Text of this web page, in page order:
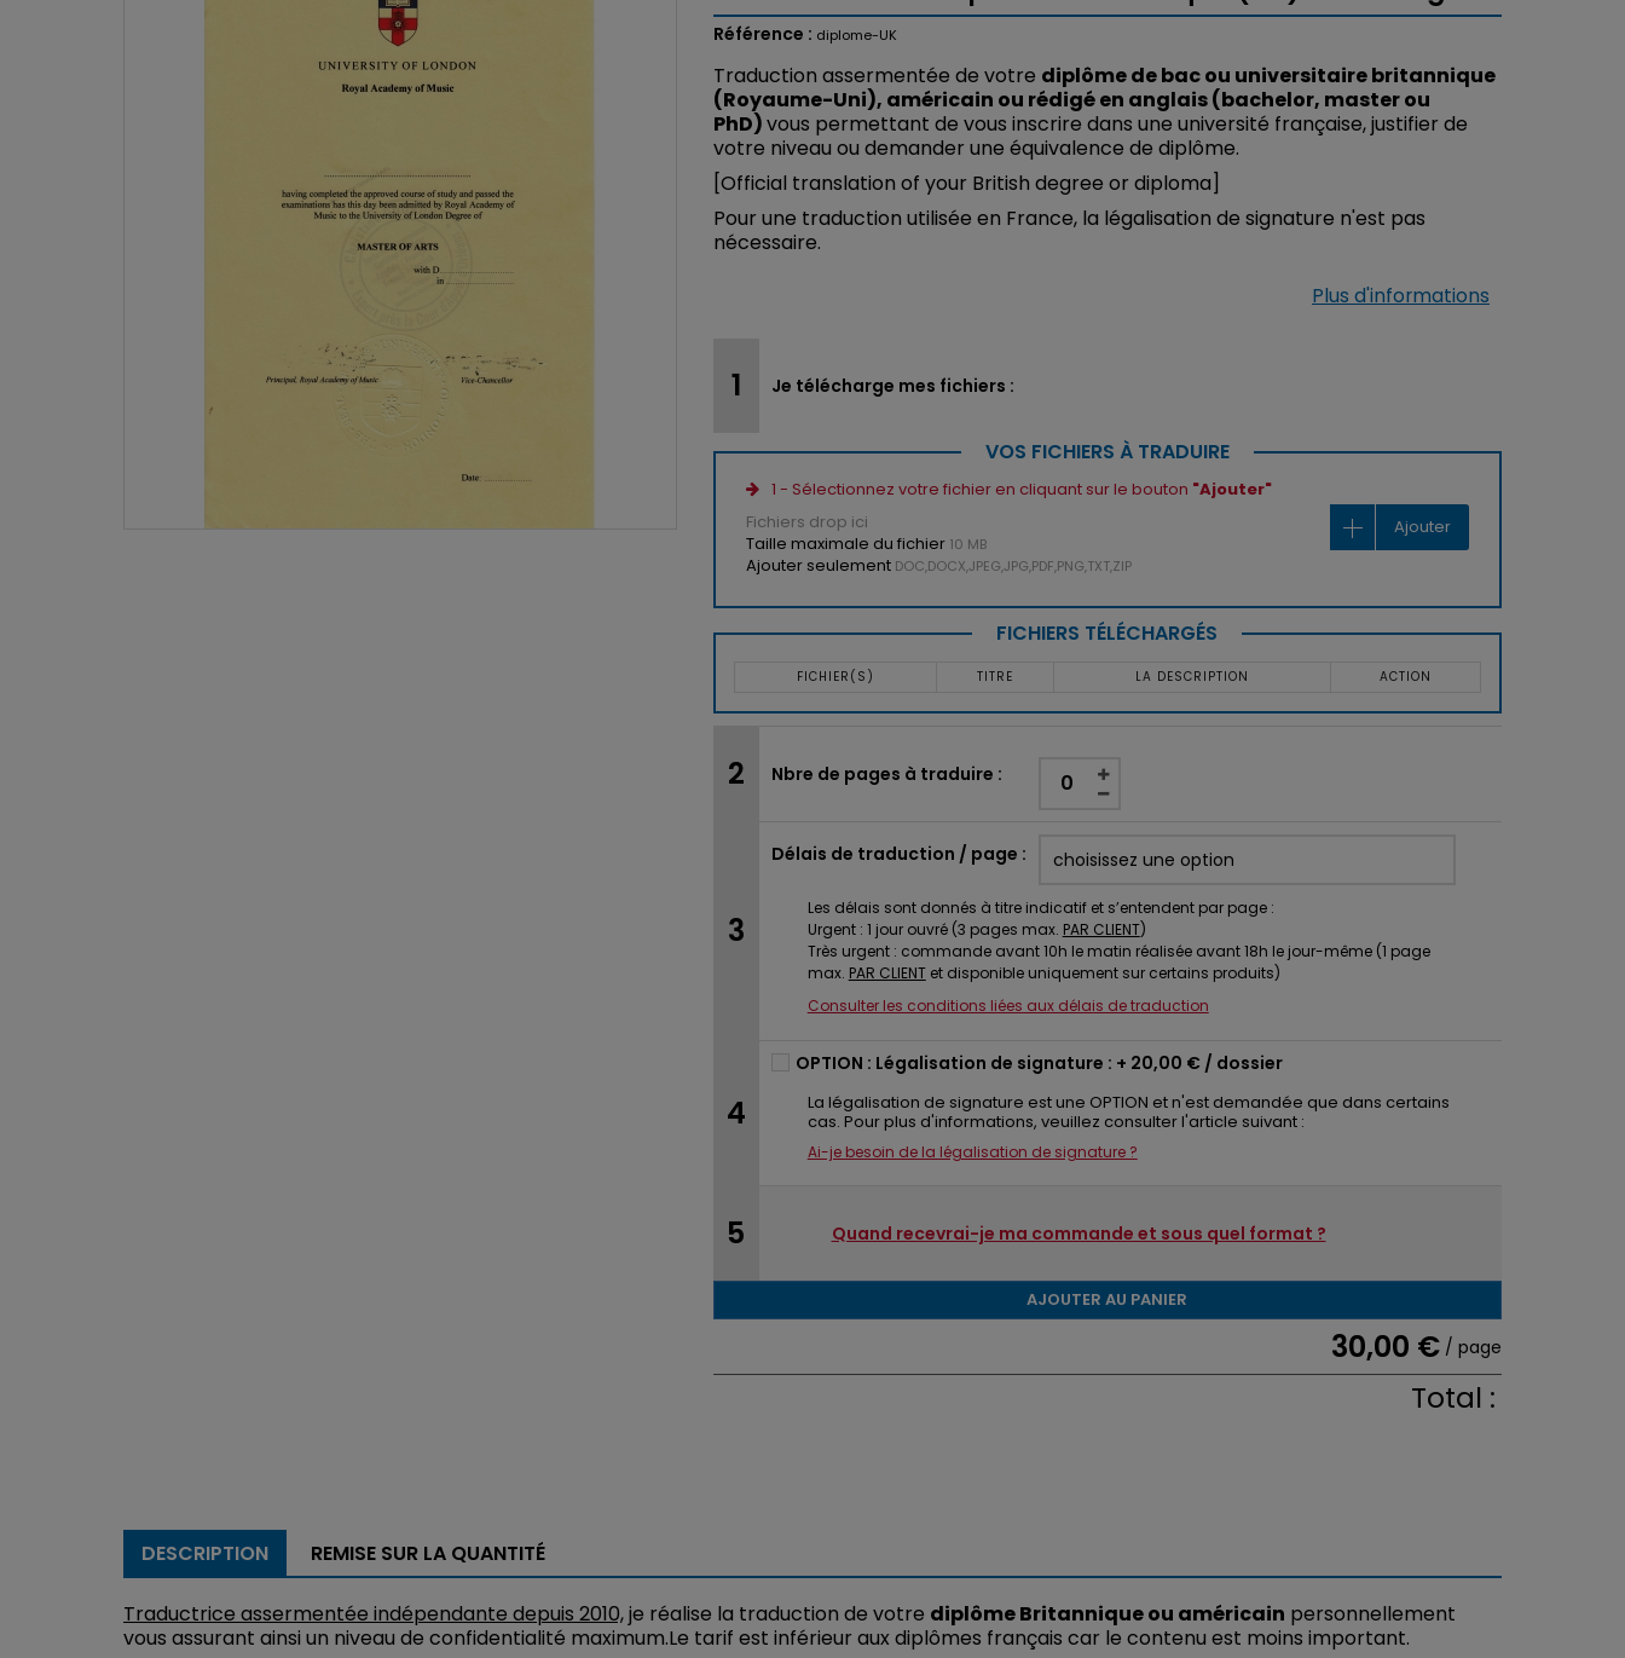
Référence : diplome-UK
Traduction assermentée de votre diplôme de bac ou universitaire britannique
(Royaume-Uni), américain ou rédigé en anglais (bachelor, master ou
PhD)vous permettant de vous inscrire dans une université française, justifier de
votre niveau ou demander une équivalence de diplôme.
[Official translation of your British degree or diploma]
Pour une traduction utilisée en France, la légalisation de signature n'est pas
nécessaire.
Plus d'informations
Je télécharge mes fichiers :
VOS FICHIERS À TRADUIRE
1 - Sélectionnez votre fichier en cliquant sur le bouton "Ajouter"
Fichiers drop ici
Taille maximale du fichier 10 MB
Ajouter seulement DOC,DOCX,JPEG,JPG,PDF,PNG,TXT,ZIP
Ajouter
FICHIERS TÉLÉCHARGÉS
FICHIER(S) TITRE LA DESCRIPTION ACTION
Nbre de pages à traduire :
Délais de traduction / page :
Les délais sont donnés à titre indicatif et s’entendent par page :
Urgent : 1 jour ouvré (3 pages max. PAR CLIENT)
Très urgent : commande avant 10h le matin réalisée avant 18h le jour-même (1 page
max. PAR CLIENTet disponible uniquement sur certains produits)
Consulter les conditions liées aux délais de traduction
OPTION : Légalisation de signature : + 20,00 €/ dossier
La légalisation de signature est une OPTION et n'est demandée que dans certains
cas. Pour plus d'informations, veuillez consulter l'article suivant :
Ai-je besoin de la légalisation de signature ?
Quand recevrai-je ma commande et sous quel format ?
AJOUTER AU PANIER
30,00 €/ page
Total :
DESCRIPTION REMISE SUR LA QUANTITÉ
Traductrice assermentée indépendante depuis 2010,je réalise la traduction de votre diplôme Britannique ou américain personnellement
vous assurant ainsi un niveau de confidentialité maximum.Le tarif est inférieur aux diplômes français car le contenu est moins important.